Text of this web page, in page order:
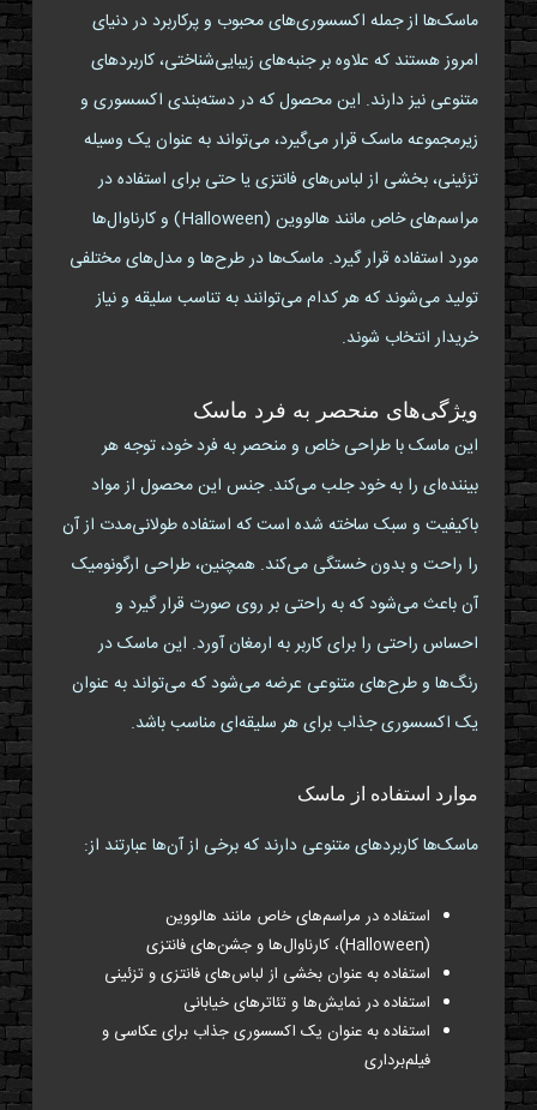
ماسک‌ها از جمله اکسسوری‌های محبوب و پرکاربرد در دنیای
امروز هستند که علاوه بر جنبه‌های زیبایی‌شناختی، کاربردهای
متنوعی نیز دارند. این محصول که در دسته‌بندی اکسسوری و
زیرمجموعه ماسک قرار می‌گیرد، می‌تواند به عنوان یک وسیله
تزئینی، بخشی از لباس‌های فانتزی یا حتی برای استفاده در
مراسم‌های خاص مانند هالووین (Halloween) و کارناوال‌ها
مورد استفاده قرار گیرد. ماسک‌ها در طرح‌ها و مدل‌های مختلفی
تولید می‌شوند که هر کدام می‌توانند به تناسب سلیقه و نیاز
خریدار انتخاب شوند.
ویژگی‌های منحصر به فرد ماسک
این ماسک با طراحی خاص و منحصر به فرد خود، توجه هر
بیننده‌ای را به خود جلب می‌کند. جنس این محصول از مواد
باکیفیت و سبک ساخته شده است که استفاده طولانی‌مدت از آن
را راحت و بدون خستگی می‌کند. همچنین، طراحی ارگونومیک
آن باعث می‌شود که به راحتی بر روی صورت قرار گیرد و
احساس راحتی را برای کاربر به ارمغان آورد. این ماسک در
رنگ‌ها و طرح‌های متنوعی عرضه می‌شود که می‌تواند به عنوان
یک اکسسوری جذاب برای هر سلیقه‌ای مناسب باشد.
موارد استفاده از ماسک
ماسک‌ها کاربردهای متنوعی دارند که برخی از آن‌ها عبارتند از:
استفاده در مراسم‌های خاص مانند هالووین
(Halloween)، کارناوال‌ها و جشن‌های فانتزی
استفاده به عنوان بخشی از لباس‌های فانتزی و تزئینی
استفاده در نمایش‌ها و تئاترهای خیابانی
استفاده به عنوان یک اکسسوری جذاب برای عکاسی و
فیلم‌برداری